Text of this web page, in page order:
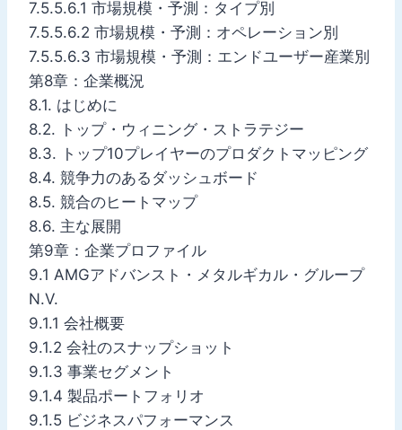
7.5.5.6.1 市場規模・予測：タイプ別
7.5.5.6.2 市場規模・予測：オペレーション別
7.5.5.6.3 市場規模・予測：エンドユーザー産業別
第8章：企業概況
8.1. はじめに
8.2. トップ・ウィニング・ストラテジー
8.3. トップ10プレイヤーのプロダクトマッピング
8.4. 競争力のあるダッシュボード
8.5. 競合のヒートマップ
8.6. 主な展開
第9章：企業プロファイル
9.1 AMGアドバンスト・メタルギカル・グループ
N.V.
9.1.1 会社概要
9.1.2 会社のスナップショット
9.1.3 事業セグメント
9.1.4 製品ポートフォリオ
9.1.5 ビジネスパフォーマンス